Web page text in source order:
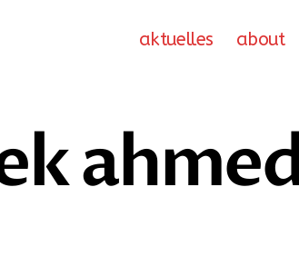
aktuelles about